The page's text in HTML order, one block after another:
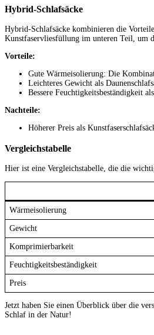
Hybrid-Schlafsäcke
Hybrid-Schlafsäcke kombinieren die
Kunstfaservliesfüllung im unteren Teil, um
Vorteile:
Gute Wärmeisolierung: Die
Leichteres Gewicht als
Bessere Feuchtigkeitsbeständigkeit
Nachteile:
Höherer Preis als
Vergleichstabelle
Hier ist eine Vergleichstabelle, die die
Wärmeisolierung
Gewicht
Komprimierbarkeit
Feuchtigkeitsbeständigkeit
Preis
Jetzt haben Sie einen Überblick über die
Schlaf in der Natur!